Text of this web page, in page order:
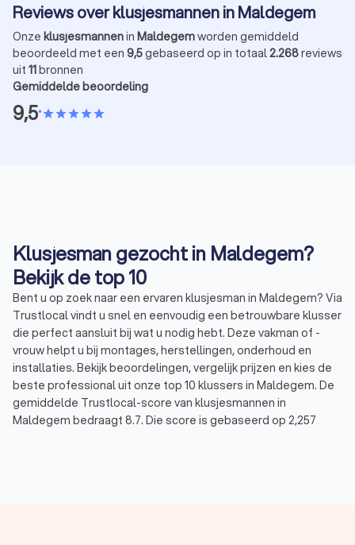
Reviews over klusjesmannen in Maldegem
Onze klusjesmannenin Maldegemworden gemiddeld
beoordeeld met een 9,5gebaseerd op in totaal2.268reviews
uit 11bronnen
Gemiddelde beoordeling
9,5•starstarstarstarstar
Klusjesman gezocht in Maldegem?
Bekijk de top 10
Bent u op zoek naar een ervaren klusjesman in Maldegem? Via
Trustlocal vindt u snel en eenvoudig een betrouwbare klusser
die perfect aansluit bij wat u nodig hebt. Deze vakman of -
vrouw helpt u bij montages, herstellingen, onderhoud en
installaties. Bekijk beoordelingen, vergelijk prijzen en kies de
beste professional uit onze top 10 klussers in Maldegem. De
gemiddelde Trustlocal-score van klusjesmannen in
Maldegem bedraagt 8.7. Die score is gebaseerd op 2,257